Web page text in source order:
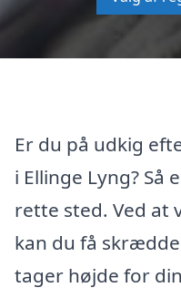
Er du på udkig
i Ellinge Lyng? Så
rette sted. Ved at
kan du få
tager højde for